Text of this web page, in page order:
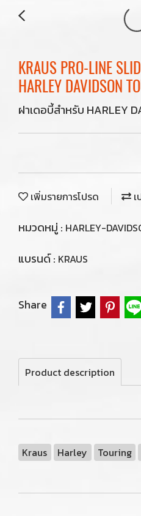
KRAUS PRO-LINE
HARLEY DAVIDSON
ฝาเดอบี้สำหรับ HARLEY
เพิ่มรายการโปรด
หมวดหมู่ : HARLEY-
แบรนด์ : KRAUS
Share
Product description
Kraus Harley Touring